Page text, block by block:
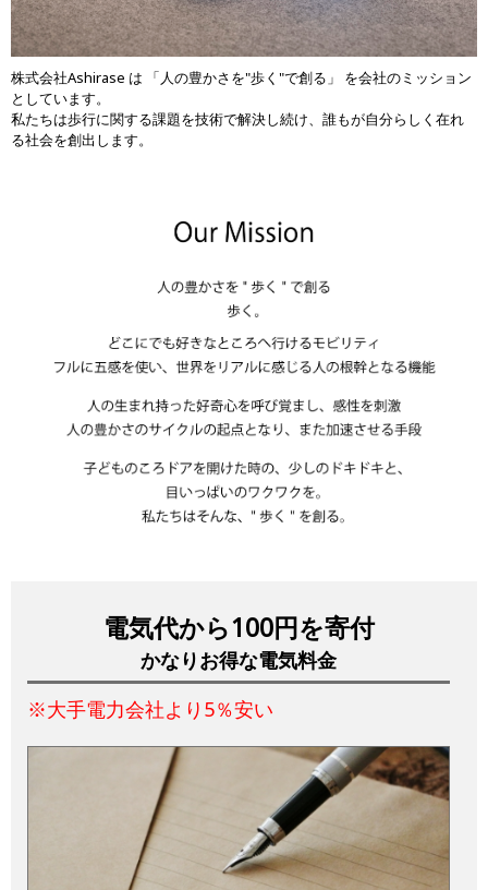
株式会社Ashirase は 「人の豊かさを"歩く"で創る」 を会社のミッション
としています。
私たちは歩行に関する課題を技術で解決し続け、誰もが自分らしく在れ
る社会を創出します。
電気代から100円を寄付
かなりお得な電気料金
※大手電力会社より5％安い